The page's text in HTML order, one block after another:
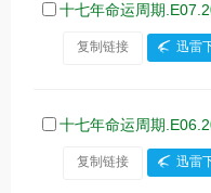
十七年命运周期
复制链接 迅雷
十七年命运周期
复制链接 迅雷